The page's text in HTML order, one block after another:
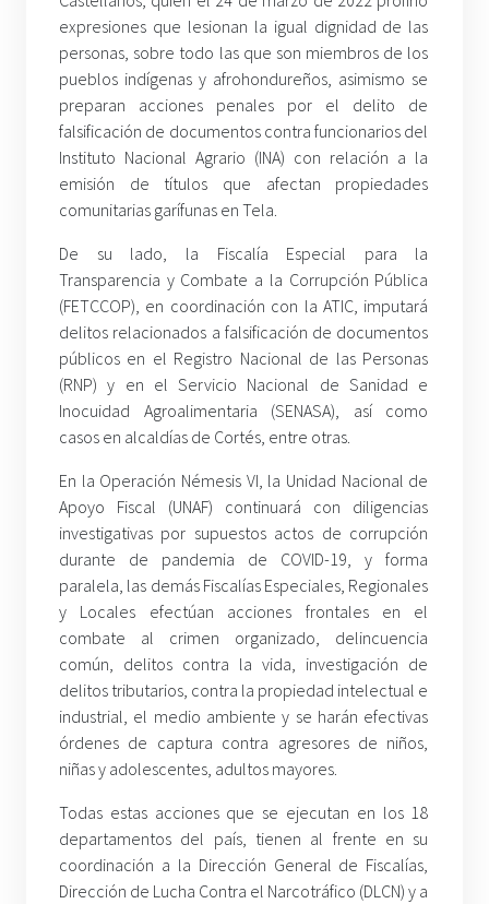
expresiones que lesionan la igual dignidad de las
personas, sobre todo las que son miembros de los
pueblos indígenas y afrohondureños, asimismo se
preparan acciones penales por el delito de
falsificación de documentos contra funcionarios del
Instituto Nacional Agrario (INA) con relación a la
emisión de títulos que afectan propiedades
comunitarias garífunas en Tela.
De su lado, la Fiscalía Especial para la
Transparencia y Combate a la Corrupción Pública
(FETCCOP), en coordinación con la ATIC, imputará
delitos relacionados a falsificación de documentos
públicos en el Registro Nacional de las Personas
(RNP) y en el Servicio Nacional de Sanidad e
Inocuidad Agroalimentaria (SENASA), así como
casos en alcaldías de Cortés, entre otras.
En la Operación Némesis VI, la Unidad Nacional de
Apoyo Fiscal (UNAF) continuará con diligencias
investigativas por supuestos actos de corrupción
durante de pandemia de COVID-19, y forma
paralela, las demás Fiscalías Especiales, Regionales
y Locales efectúan acciones frontales en el
combate al crimen organizado, delincuencia
común, delitos contra la vida, investigación de
delitos tributarios, contra la propiedad intelectual e
industrial, el medio ambiente y se harán efectivas
órdenes de captura contra agresores de niños,
niñas y adolescentes, adultos mayores.
Todas estas acciones que se ejecutan en los 18
departamentos del país, tienen al frente en su
coordinación a la Dirección General de Fiscalías,
Dirección de Lucha Contra el Narcotráfico (DLCN) y a